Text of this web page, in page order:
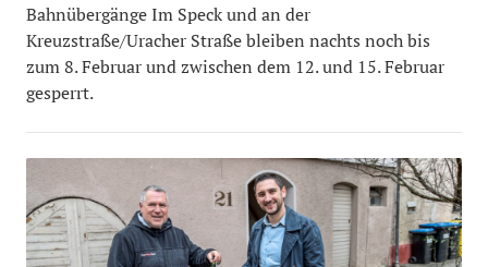
Bahnübergänge Im Speck und an der
Kreuzstraße/Uracher Straße bleiben nachts noch bis
zum 8. Februar und zwischen dem 12. und 15. Februar
gesperrt.